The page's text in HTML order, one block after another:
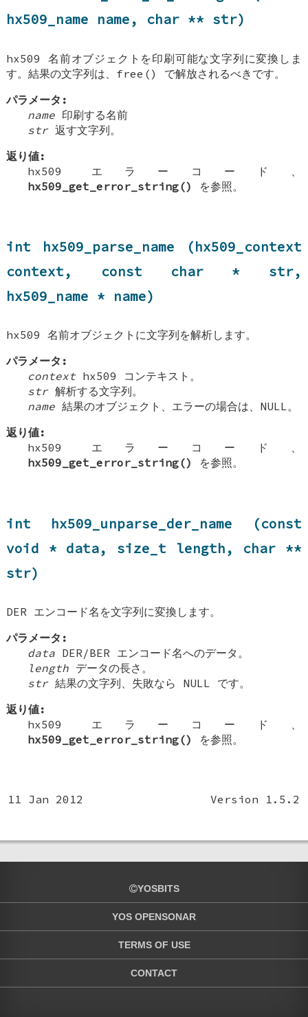
hx509_name name, char ** str)
hx509 名前オブジェクトを印刷可能な文字列に変換しま
す。結果の文字列は、free() で解放されるべきです。
パラメータ:
name 印刷する名前
str返す文字列。
返り値:
hx509 エラーコード、
hx509_get_error_string()
を参照。
int hx509_parse_name (hx509_context
context, const char * str,
hx509_name * name)
hx509 名前オブジェクトに文字列を解析します。
パラメータ:
contexthx509 コンテキスト。
str解析する文字列。
name 結果のオブジェクト、エラーの場合は、NULL。
返り値:
hx509 エラーコード、
hx509_get_error_string()
を参照。
int hx509_unparse_der_name (const
void * data, size_t length, char **
str)
DER エンコード名を文字列に変換します。
パラメータ:
data DER/BER エンコード名へのデータ。
length データの長さ。
str結果の文字列、失敗なら NULL です。
返り値:
hx509 エラーコード、
hx509_get_error_string()
を参照。
11 Jan 2012 Version 1.5.2
YOSBITS
YOS OPENSONAR
TERMS OF USE
CONTACT